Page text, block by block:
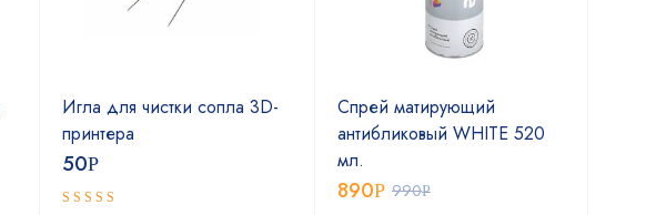
Игла для чистки сопла 3D-
принтера
50Р
Спрей матирующий
антибликовый WHITE 520
мл.
990Р
890Р